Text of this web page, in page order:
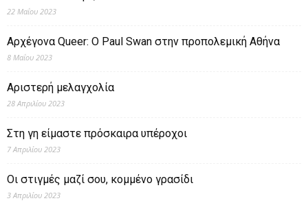
22 Μαΐου 2023
Αρχέγονα Queer: O Paul Swan στην προπολεμική Αθήνα
8 Μαΐου 2023
Αριστερή μελαγχολία
28 Απριλίου 2023
Στη γη είμαστε πρόσκαιρα υπέροχοι
7 Απριλίου 2023
Οι στιγμές μαζί σου, κομμένο γρασίδι
3 Απριλίου 2023